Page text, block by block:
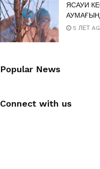
ЯСАУИ
5 ЛЕТ
Popular News
Connect with us